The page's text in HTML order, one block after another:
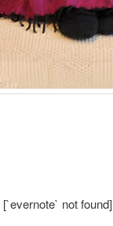
[`evernote` not found]